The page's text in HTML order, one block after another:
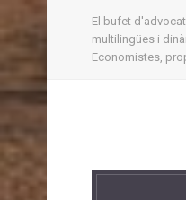
El bufet
multilingües i
Economistes,